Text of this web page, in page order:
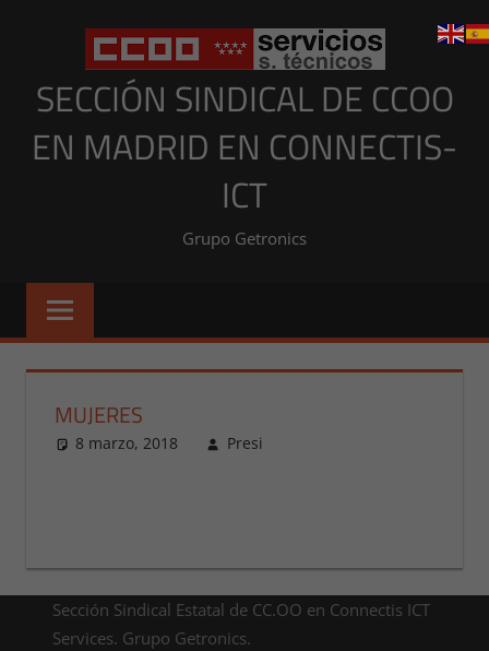
SECCIÓN SINDICAL DE CCOO
EN MADRID EN CONNECTIS-
ICT
Grupo Getronics
MUJERES
8 marzo, 2018 Presi
Sección Sindical Estatal de CC.OO en Connectis ICT
Services. Grupo Getronics.